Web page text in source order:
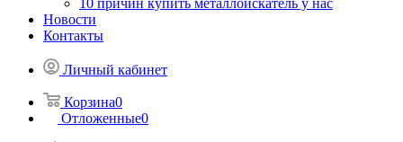
10 причин купить металлоискатель у нас
Новости
Контакты
Личный кабинет
Корзина0
Отложенные0